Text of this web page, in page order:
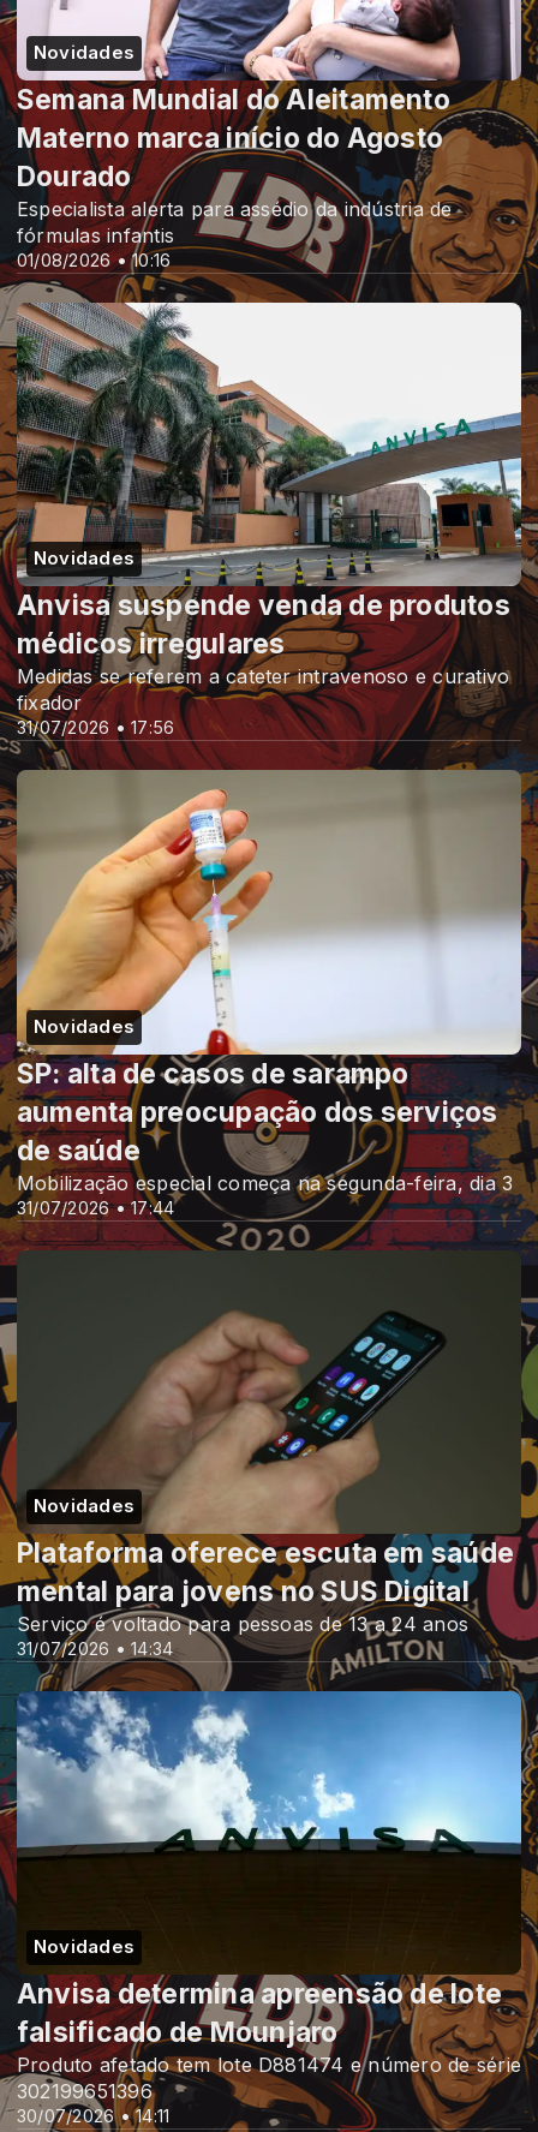
Novidades
01/08/2026 • 10:16
Semana Mundial do Aleitamento
Materno marca início do Agosto
Dourado
Especialista alerta para assédio da indústria de
fórmulas infantis
Novidades
31/07/2026 • 17:56
Anvisa suspende venda de produtos
médicos irregulares
Medidas se referem a cateter intravenoso e curativo
fixador
Novidades
31/07/2026 • 17:44
SP: alta de casos de sarampo
aumenta preocupação dos serviços
de saúde
Mobilização especial começa na segunda-feira, dia 3
Novidades
31/07/2026 • 14:34
Plataforma oferece escuta em saúde
mental para jovens no SUS Digital
Serviço é voltado para pessoas de 13 a 24 anos
Novidades
30/07/2026 • 14:11
Anvisa determina apreensão de lote
falsificado de Mounjaro
Produto afetado tem lote D881474 e número de série
302199651396